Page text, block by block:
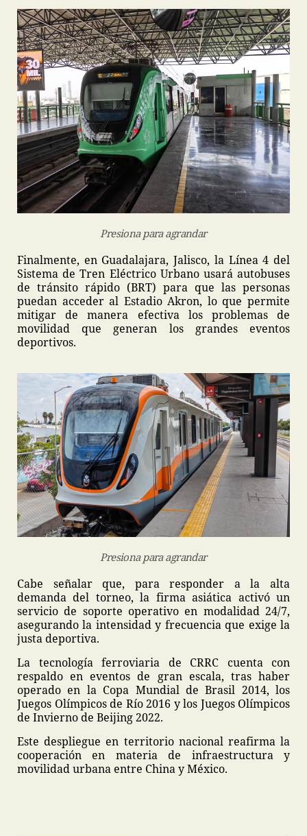
Presiona para agrandar
Finalmente, en Guadalajara, Jalisco, la Línea 4 del
Sistema de Tren Eléctrico Urbano usará autobuses
de tránsito rápido (BRT) para que las personas
puedan acceder al Estadio Akron, lo que permite
mitigar de manera efectiva los problemas de
movilidad que generan los grandes eventos
deportivos.
Presiona para agrandar
Cabe señalar que, para responder a la alta
demanda del torneo, la firma asiática activó un
servicio de soporte operativo en modalidad 24/7,
asegurando la intensidad y frecuencia que exige la
justa deportiva.
La tecnología ferroviaria de CRRC cuenta con
respaldo en eventos de gran escala, tras haber
operado en la Copa Mundial de Brasil 2014, los
Juegos Olímpicos de Río 2016 y los Juegos Olímpicos
de Invierno de Beijing 2022.
Este despliegue en territorio nacional reafirma la
cooperación en materia de infraestructura y
movilidad urbana entre China y México.